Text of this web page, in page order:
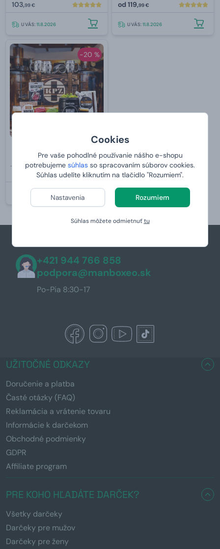
Cookies
Pre vaše pohodlné používanie nášho e-shopu
potrebujeme súhlas so spracovaním súborov cookies.
Súhlas udelíte kliknutím na tlačidlo "Rozumiem".
Nastavenia Rozumiem
Súhlas môžete odmietnuťtu
103,99 €
U VÁS:11.8.2026
od 119,99 €
U VÁS:11.8.2026
-20 %
109,99 €
99 €
11.8.2026
+421 944 766 858
podpora@manboxeo.sk
Po-Pia 8:30-17
UŽITOČNÉ ODKAZY
Doručenie a platba
Časté otázky (FAQ)
Reklamácia a vrátenie tovaru
Informácie k darčekom
Obchodné podmienky
GDPR
Affiliate program
PRE KOHO HĽADÁTE DARČEK?
Všetky darčeky
Darčeky pre mužov
Darčeky pre ženy